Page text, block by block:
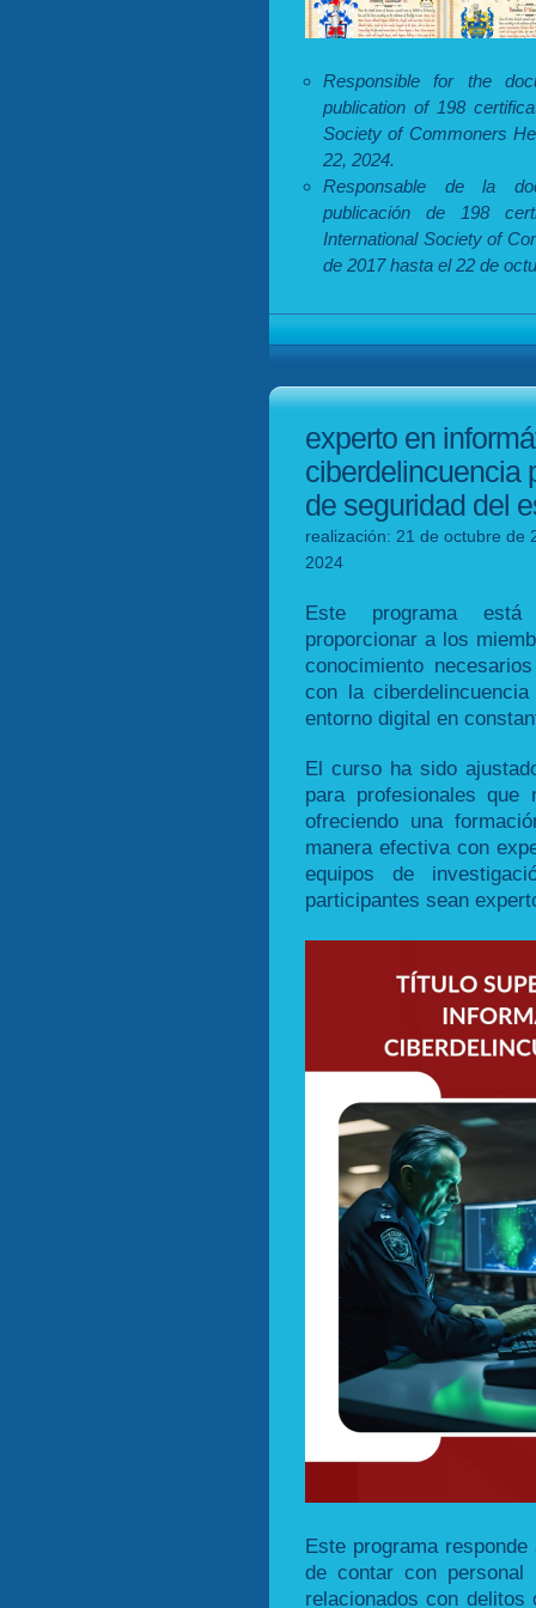
Responsible for the
publication of 198
Society of Commoners
22, 2024.
Responsable de la
publicación de 198
International Society of
de 2017 hasta el 22 de
experto en
ciberdelincuencia
de seguridad del
realización: 21 de octubre de
2024
Este programa está
proporcionar a los
conocimiento
con la
entorno digital en
El curso ha sido
para profesionales que
ofreciendo una
manera efectiva con
equipos de
participantes sean
Este programa
de contar con personal
relacionados con